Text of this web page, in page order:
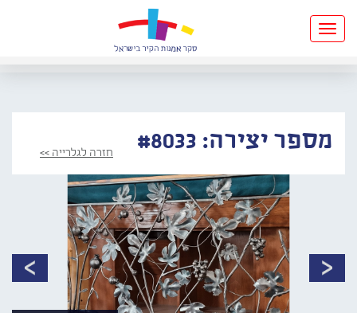
Toggle
navigation
מספר יצירה: #8033 חזרה לגלרייה >>